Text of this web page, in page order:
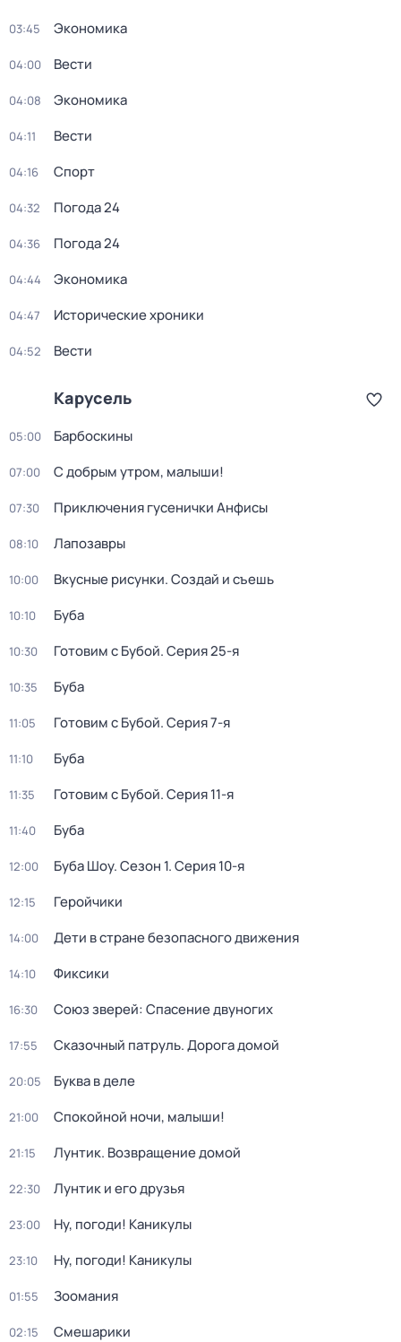
03:45 Экономика
04:00 Вести
04:08 Экономика
04:11 Вести
04:16 Спорт
04:32 Погода 24
04:36 Погода 24
04:44 Экономика
04:47 Исторические хроники
04:52 Вести
Карусель
05:00 Барбоскины
07:00 С добрым утром, малыши!
07:30 Приключения гусенички Анфисы
08:10 Лапозавры
10:00 Вкусные рисунки. Создай и съешь
10:10 Буба
10:30 Готовим с Бубой. Серия 25-я
10:35 Буба
11:05 Готовим с Бубой. Серия 7-я
11:10 Буба
11:35 Готовим с Бубой. Серия 11-я
11:40 Буба
12:00 Буба Шоу. Сезон 1. Серия 10-я
12:15 Геройчики
14:00 Дети в стране безопасного движения
14:10 Фиксики
16:30 Союз зверей: Спасение двуногих
17:55 Сказочный патруль. Дорога домой
20:05 Буква в деле
21:00 Спокойной ночи, малыши!
21:15 Лунтик. Возвращение домой
22:30 Лунтик и его друзья
23:00 Ну, погоди! Каникулы
23:10 Ну, погоди! Каникулы
01:55 Зоомания
02:15 Смешарики